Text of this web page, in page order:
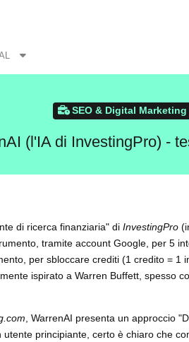
SEO & Digital Marketing
(l'IA di InvestingPro) -
di ricerca finanziaria" di InvestingPro
tramite account Google, per 5
per sbloccare crediti (1 credito = 1
ispirato a Warren Buffett, spesso
, WarrenAI presenta un approccio
principiante, certo è chiaro che